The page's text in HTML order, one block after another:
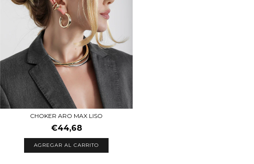
CHOKER ARO MAX LISO
€44,68
AGREGAR AL CARRITO